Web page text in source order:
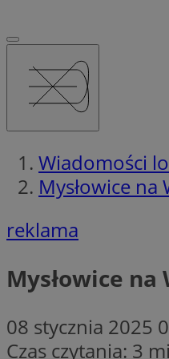
Wiadomości
Mysłowice na
reklama
Mysłowice
08 stycznia 2025
Czas czytania: 3